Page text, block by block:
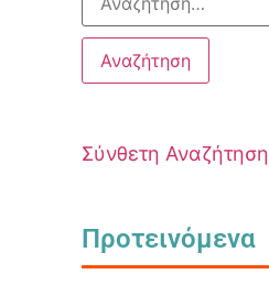
Σύνθετη Αναζήτηση
Προτεινόμενα